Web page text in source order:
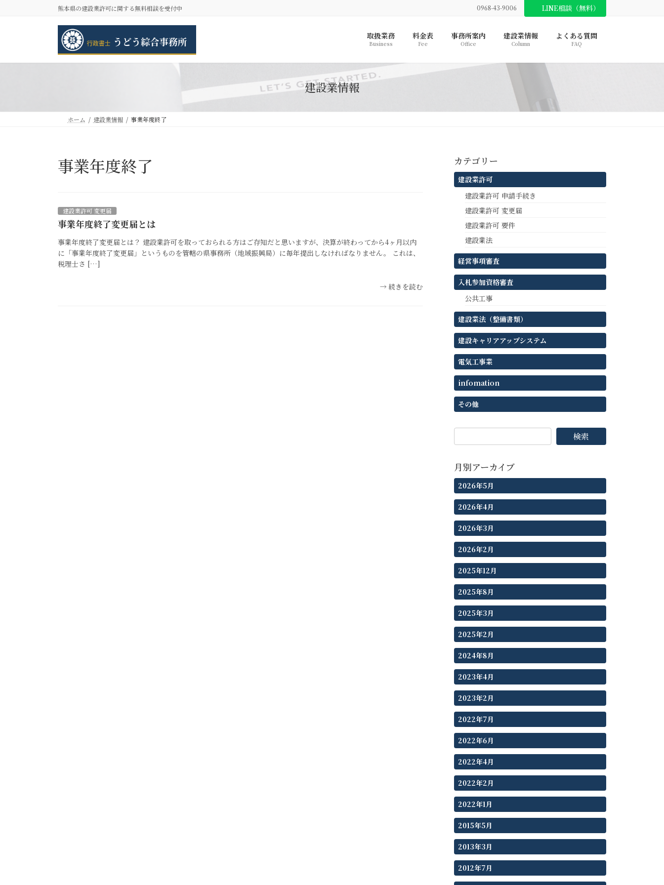
へ
ョ
熊本県の建設業許可に関する無料相談を受付中 0968-43-9006 LINE相談（無料）
取扱業務
Business
料金表
Fee
事務所案内
Office
建設業情報
Column
よくある質問
FAQ
建設業情報
ホーム 建設業情報 事業年度終了
事業年度終了
建設業許可 変更届
事業年度終了変更届とは
事業年度終了変更届とは？ 建設業許可を取っておられる方はご存知だと思いますが、決算が終わってから4ヶ月以内
に「事業年度終了変更届」というものを管轄の県事務所（地域振興局）に毎年提出しなければなりません。 これは、
税理士さ […]
続きを読む
カテゴリー
建設業許可
建設業許可 申請手続き
建設業許可 変更届
建設業許可 要件
建設業法
経営事項審査
入札参加資格審査
公共工事
建設業法（整備書類）
建設キャリアアップシステム
電気工事業
infomation
その他
検索
月別アーカイブ
2026年5月
2026年4月
2026年3月
2026年2月
2025年12月
2025年8月
2025年3月
2025年2月
2024年8月
2023年4月
2023年2月
2022年7月
2022年6月
2022年4月
2022年2月
2022年1月
2015年5月
2013年3月
2012年7月